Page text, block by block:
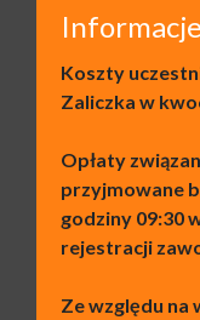
Koszty
Zaliczka w
Opłaty
przyjmowane
godziny 09:30
rejestracji
Ze względu na